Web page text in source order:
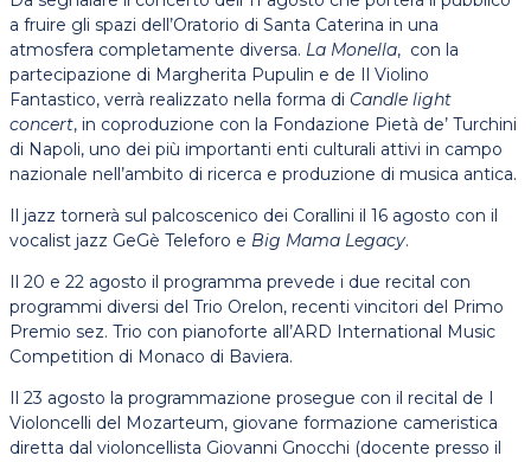
a fruire gli spazi dell’Oratorio di Santa Caterina in una
atmosfera completamente diversa. La Monella, con la
partecipazione di Margherita Pupulin e de Il Violino
Fantastico, verrà realizzato nella forma di Candle light
concert, in coproduzione con la Fondazione Pietà de’ Turchini
di Napoli, uno dei più importanti enti culturali attivi in campo
nazionale nell’ambito di ricerca e produzione di musica antica.
Il jazz tornerà sul palcoscenico dei Corallini il 16 agosto con il
vocalist jazz GeGè Teleforo e Big Mama Legacy.
Il 20 e 22 agosto il programma prevede i due recital con
programmi diversi del Trio Orelon, recenti vincitori del Primo
Premio sez. Trio con pianoforte all’ARD International Music
Competition di Monaco di Baviera.
Il 23 agosto la programmazione prosegue con il recital de I
Violoncelli del Mozarteum, giovane formazione cameristica
diretta dal violoncellista Giovanni Gnocchi (docente presso il